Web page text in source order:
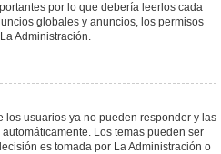
por lo que debería leerlos cada
globales y anuncios, los permisos
Administración.
los usuarios ya no pueden responder y las
Los temas pueden ser
es tomada por La Administración o